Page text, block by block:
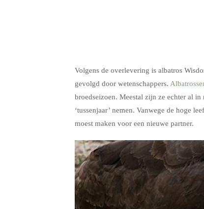
Volgens de overlevering is albatros
gevolgd door wetenschappers.
broedseizoen. Meestal zijn ze echter al
‘tussenjaar’ nemen. Vanwege de hoge
moest maken voor een nieuwe partner.